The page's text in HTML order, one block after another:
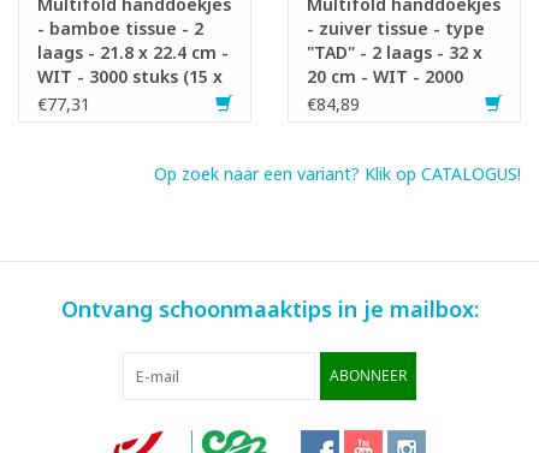
Multifold handdoekjes
- bamboe tissue - 2
laags - 21.8 x 22.4 cm -
WIT - 3000 stuks (15 x
200) - Cheeky Panda
€77,31
Multifold handdoekjes
- zuiver tissue - type
"TAD" - 2 laags - 32 x
20 cm - WIT - 2000
stuks (20x100)
€84,89
Op zoek naar een variant? Klik op CATALOGUS!
Ontvang schoonmaaktips in je mailbox:
ABONNEER